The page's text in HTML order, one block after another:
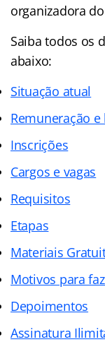
organizadora
Saiba todos os
abaixo:
Situação atual
Remuneração
Inscrições
Cargos e vagas
Requisitos
Etapas
Materiais
Motivos para
Depoimentos
Assinatura